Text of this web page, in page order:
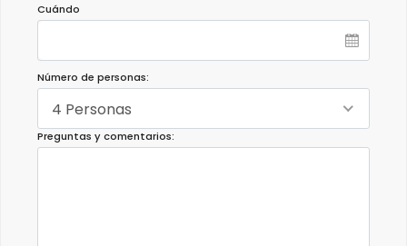
(Texto original)
(Traducido por Google)
Arriba
Cuándo
Número de personas:
4 Personas
Preguntas y comentarios: